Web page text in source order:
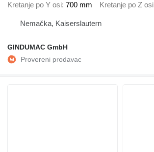
Kretanje po Y osi 700 mm Kretanje po Z osi
Nemačka, Kaiserslautern
GINDUMAC GmbH